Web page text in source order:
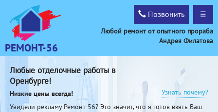
Позвонить ☰
РЕМОНТ-56
Любой ремонт от опытного прораба
Андрея Филатова
Любые отделочные работы в
Оренбурге!
Низкие цены всегда!
Узнать почему?
Увидели рекламу Ремонт-56? Это значит, что я готов взять Ваш